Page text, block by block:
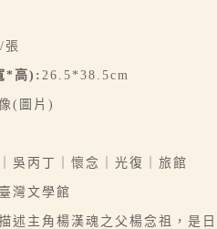
張
*高): 26.5*38.5cm
(圖片)
吳丙丁｜懷念｜光復｜旅館
灣文學館
述主角楊漢魂之父楊念祖，是